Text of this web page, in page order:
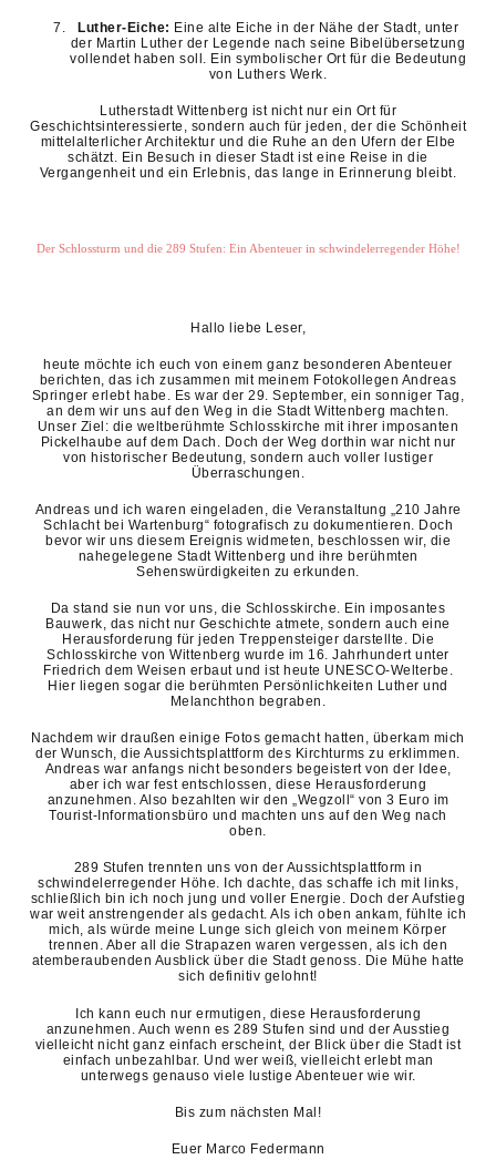
Luther-Eiche: Eine alte Eiche in der Nähe der Stadt, unter
der Martin Luther der Legende nach seine Bibelübersetzung
vollendet haben soll. Ein symbolischer Ort für die Bedeutung
von Luthers Werk.
Lutherstadt Wittenberg ist nicht nur ein Ort für
Geschichtsinteressierte, sondern auch für jeden, der die Schönheit
mittelalterlicher Architektur und die Ruhe an den Ufern der Elbe
schätzt. Ein Besuch in dieser Stadt ist eine Reise in die
Vergangenheit und ein Erlebnis, das lange in Erinnerung bleibt.
Der Schlossturm und die 289 Stufen: Ein Abenteuer in schwindelerregender Höhe!
Hallo liebe Leser,
heute möchte ich euch von einem ganz besonderen Abenteuer
berichten, das ich zusammen mit meinem Fotokollegen Andreas
Springer erlebt habe. Es war der 29. September, ein sonniger Tag,
an dem wir uns auf den Weg in die Stadt Wittenberg machten.
Unser Ziel: die weltberühmte Schlosskirche mit ihrer imposanten
Pickelhaube auf dem Dach. Doch der Weg dorthin war nicht nur
von historischer Bedeutung, sondern auch voller lustiger
Überraschungen.
Andreas und ich waren eingeladen, die Veranstaltung „210 Jahre
Schlacht bei Wartenburg“ fotografisch zu dokumentieren. Doch
bevor wir uns diesem Ereignis widmeten, beschlossen wir, die
nahegelegene Stadt Wittenberg und ihre berühmten
Sehenswürdigkeiten zu erkunden.
Da stand sie nun vor uns, die Schlosskirche. Ein imposantes
Bauwerk, das nicht nur Geschichte atmete, sondern auch eine
Herausforderung für jeden Treppensteiger darstellte. Die
Schlosskirche von Wittenberg wurde im 16. Jahrhundert unter
Friedrich dem Weisen erbaut und ist heute UNESCO-Welterbe.
Hier liegen sogar die berühmten Persönlichkeiten Luther und
Melanchthon begraben.
Nachdem wir draußen einige Fotos gemacht hatten, überkam mich
der Wunsch, die Aussichtsplattform des Kirchturms zu erklimmen.
Andreas war anfangs nicht besonders begeistert von der Idee,
aber ich war fest entschlossen, diese Herausforderung
anzunehmen. Also bezahlten wir den „Wegzoll“ von 3 Euro im
Tourist-Informationsbüro und machten uns auf den Weg nach
oben.
289 Stufen trennten uns von der Aussichtsplattform in
schwindelerregender Höhe. Ich dachte, das schaffe ich mit links,
schließlich bin ich noch jung und voller Energie. Doch der Aufstieg
war weit anstrengender als gedacht. Als ich oben ankam, fühlte ich
mich, als würde meine Lunge sich gleich von meinem Körper
trennen. Aber all die Strapazen waren vergessen, als ich den
atemberaubenden Ausblick über die Stadt genoss. Die Mühe hatte
sich definitiv gelohnt!
Ich kann euch nur ermutigen, diese Herausforderung
anzunehmen. Auch wenn es 289 Stufen sind und der Ausstieg
vielleicht nicht ganz einfach erscheint, der Blick über die Stadt ist
einfach unbezahlbar. Und wer weiß, vielleicht erlebt man
unterwegs genauso viele lustige Abenteuer wie wir.
Bis zum nächsten Mal!
Euer Marco Federmann